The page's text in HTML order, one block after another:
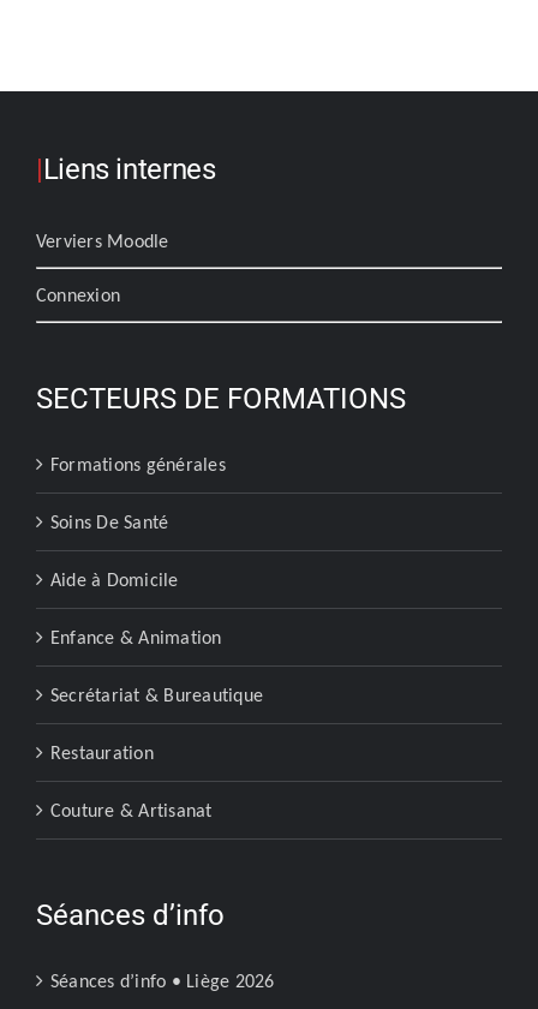
|Liens internes
Verviers Moodle
Connexion
SECTEURS DE FORMATIONS
Formations générales
Soins De Santé
Aide à Domicile
Enfance & Animation
Secrétariat & Bureautique
Restauration
Couture & Artisanat
Séances d’info
Séances d’info • Liège 2026